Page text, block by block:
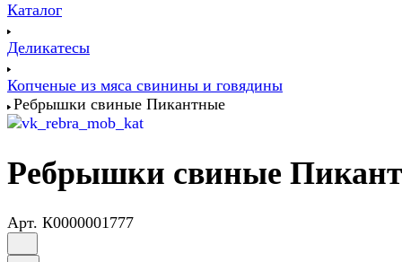
Каталог
Деликатесы
Копченые из мяса свинины и говядины
Ребрышки свиные Пикантные
Ребрышки свиные
Арт. К0000001777